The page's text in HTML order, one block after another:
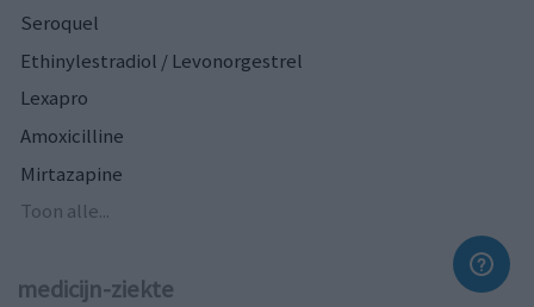
Seroquel
Ethinylestradiol / Levonorgestrel
Lexapro
Amoxicilline
Mirtazapine
Toon alle...
medicijn-ziekte